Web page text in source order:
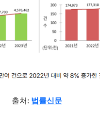
출처 : 법률신문